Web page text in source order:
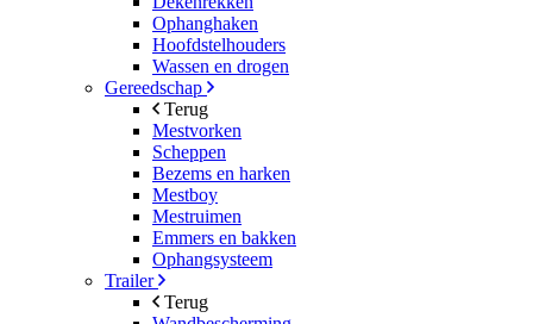
Ophanghaken
Hoofdstelhouders
Wassen en drogen
Gereedschap
Terug
Mestvorken
Scheppen
Bezems en harken
Mestboy
Mestruimen
Emmers en bakken
Ophangsysteem
Trailer
Terug